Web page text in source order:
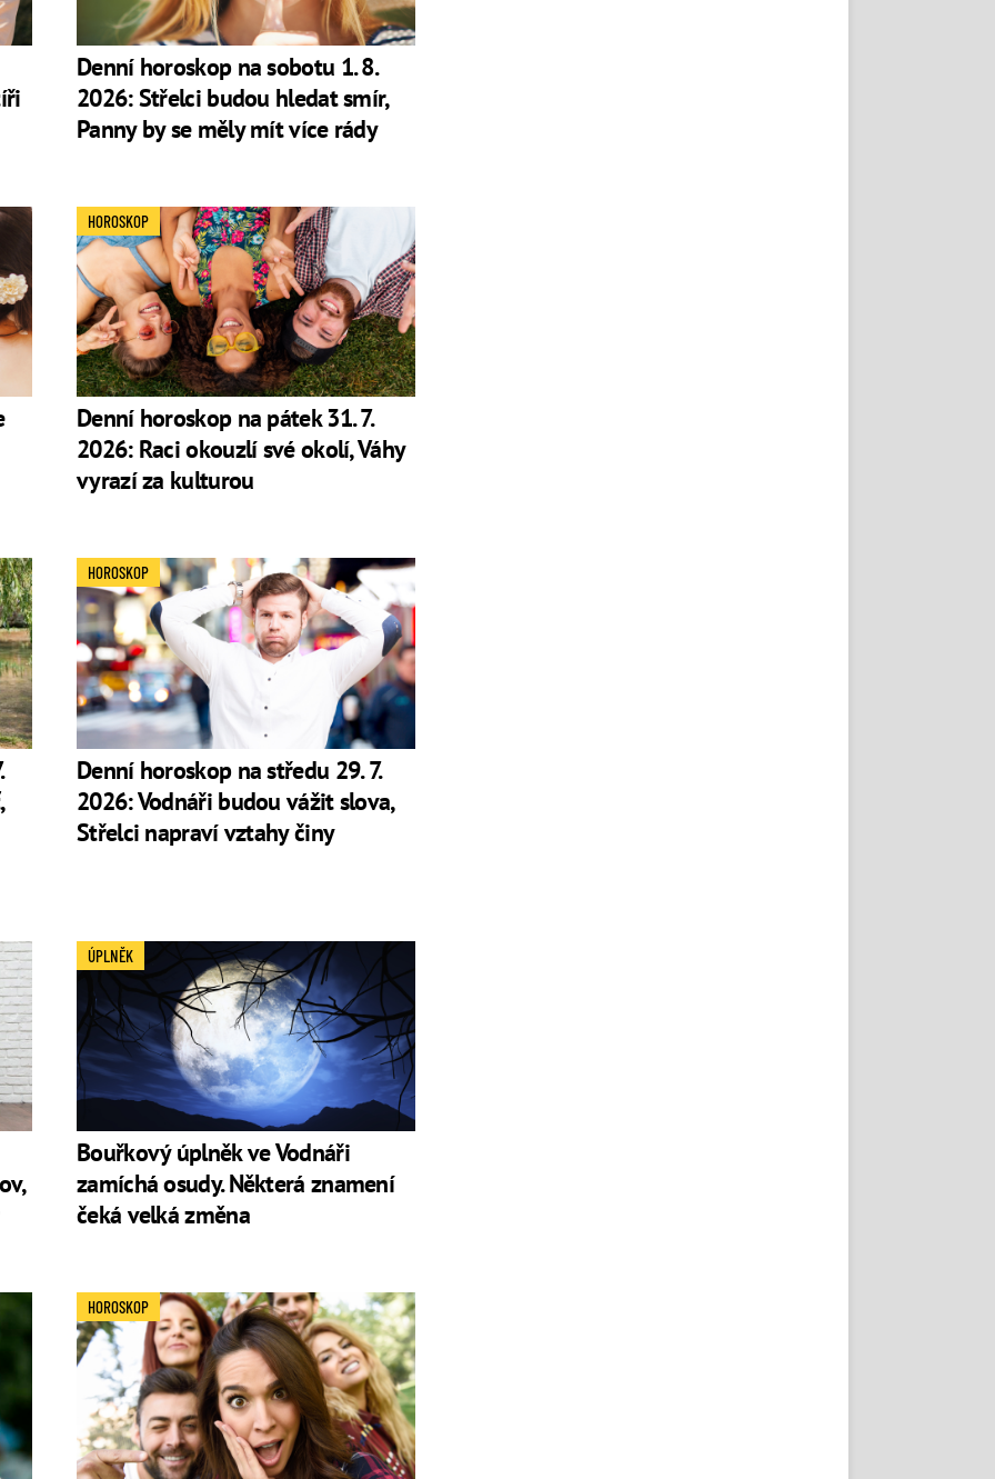
Denní horoskop na sobotu 1. 8.
2026: Střelci budou hledat smír,
Panny by se měly mít více rády
Denní horoskop na pátek 31. 7.
2026: Raci okouzlí své okolí, Váhy
vyrazí za kulturou
HOROSKOP
Denní horoskop na středu 29. 7.
2026: Vodnáři budou vážit slova,
Střelci napraví vztahy činy
HOROSKOP
Bouřkový úplněk ve Vodnáři
zamíchá osudy. Některá znamení
čeká velká změna
ÚPLNĚK
HOROSKOP